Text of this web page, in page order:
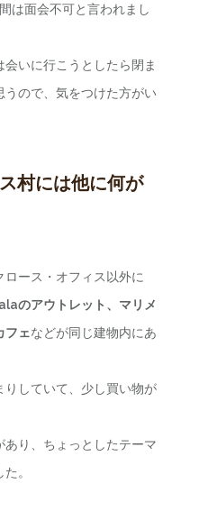
は面会不可と言われまし
いに行こうとしたら閉ま
うので、気をつけた方がい
村には他に何が
ース・オフィス以外に
のアウトレット、マリメ
フェなどが同じ建物内にあ
りしていて、少し買い物が
あり、ちょっとしたテーマ
。